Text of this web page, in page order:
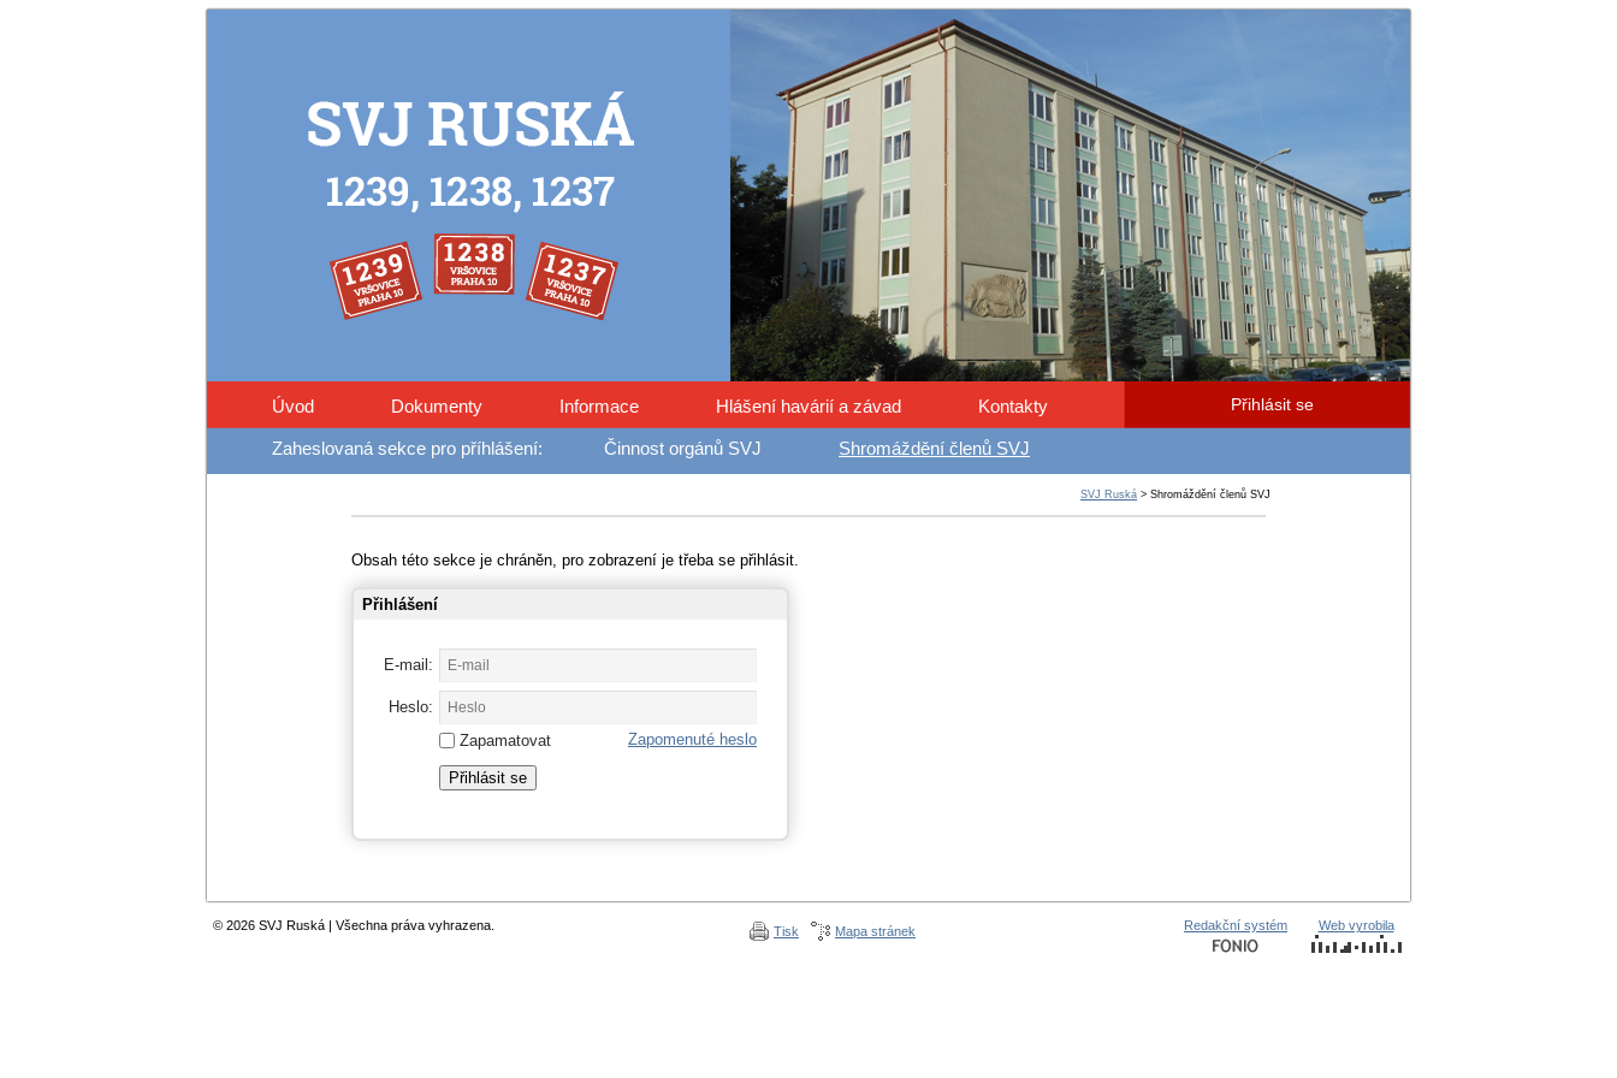
Obsah této sekce je chráněn, pro zobrazení je třeba se přihlásit.
Přihlášení
E-mail:
Heslo:
Zapomenuté heslo
Zapamatovat
Přihlásit se
Úvod Dokumenty Informace Hlášení havárií a závad Kontakty
Činnost orgánů SVJ Shromáždění členů SVJ
Redakční systém Web vyrobila
© 2026 SVJ Ruská | Všechna práva vyhrazena. Tisk Mapa stránek